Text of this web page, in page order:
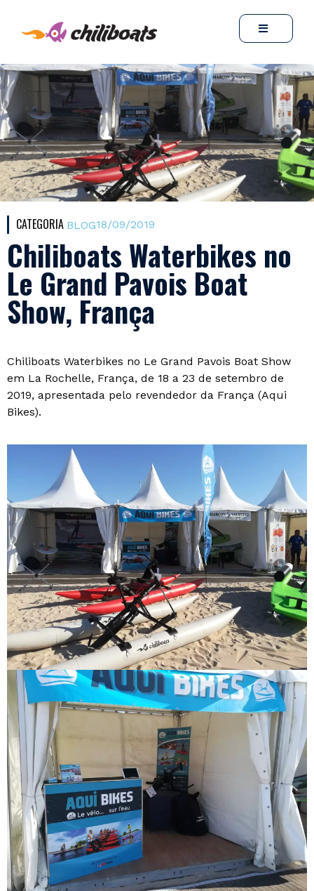
CATEGORIA BLOG18/09/2019
Chiliboats Waterbikes no
Le Grand Pavois Boat
Show, França
Chiliboats Waterbikes no Le Grand Pavois Boat Show
em La Rochelle, França, de 18 a 23 de setembro de
2019, apresentada pelo revendedor da França (Aqui
Bikes).